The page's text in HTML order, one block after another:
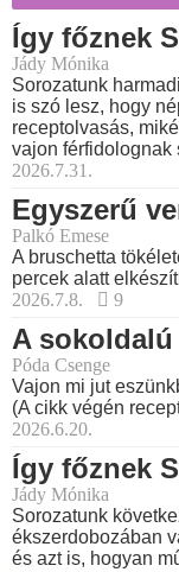
Így főznek
Jády Mónika
Sorozatunk
is szó lesz, hogy
receptolvasás,
vajon férfidolognak
2026.7.31.
Egyszerű
Palkó Emese
A bruschetta
percek alatt
2026.7.8.
9
A
Póda Csenge
Vajon mi jut
(A cikk végén
2026.6.20.
Így főznek
Jády Mónika
Sorozatunk
ékszerdobozában
és azt is, hogyan